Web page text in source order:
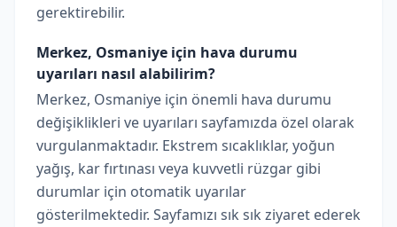
gerektirebilir.
Merkez, Osmaniye için hava durumu
uyarıları nasıl alabilirim?
Merkez, Osmaniye için önemli hava durumu
değişiklikleri ve uyarıları sayfamızda özel olarak
vurgulanmaktadır. Ekstrem sıcaklıklar, yoğun
yağış, kar fırtınası veya kuvvetli rüzgar gibi
durumlar için otomatik uyarılar
gösterilmektedir. Sayfamızı sık sık ziyaret ederek